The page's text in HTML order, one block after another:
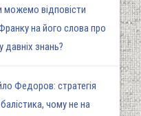
відповісти
на його слова про
давніх знань?
Федоров: стратегія
балістика, чому не на